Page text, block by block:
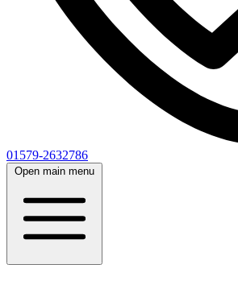
01579-2632786
Open main menu